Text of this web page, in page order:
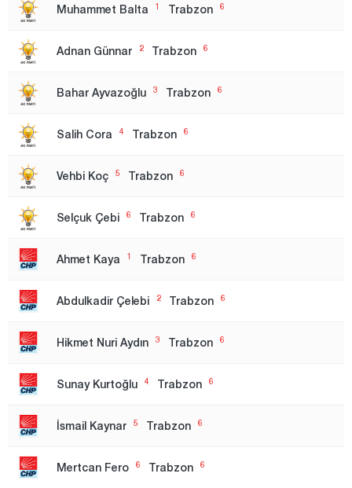
Adana
Afyonkarahisar
Ağrı
Amasya
Ankara
2. Region
3. Region
Ardahan
Artvin
Balıkesir
Bartın
Bayburt
Muhammet Balta 1 Trabzon 6
Adnan Günnar 2 Trabzon 6
Bahar Ayvazoğlu 3 Trabzon 6
Salih Cora 4 Trabzon 6
Vehbi Koç 5 Trabzon 6
Selçuk Çebi 6 Trabzon 6
Ahmet Kaya 1 Trabzon 6
Abdulkadir Çelebi 2 Trabzon 6
Hikmet Nuri Aydın 3 Trabzon 6
Sunay Kurtoğlu 4 Trabzon 6
İsmail Kaynar 5 Trabzon 6
Mertcan Fero 6 Trabzon 6